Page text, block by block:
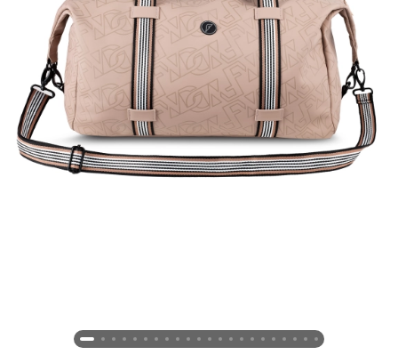
Новосибирская область (3)
Омская область (5)
Республика Башкортостан (3)
Республика Крым (1)
Республика Татарстан (2)
Ростовская область (2)
Самарская область (1)
Тульская область (1)
Тюменская область (3)